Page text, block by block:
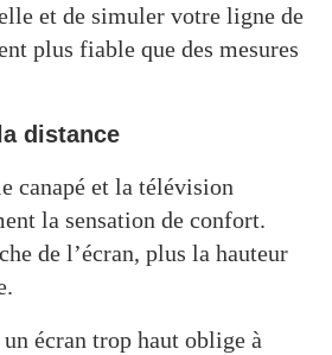
et de simuler votre ligne de
plus fiable que des mesures
distance
canapé et la télévision
la sensation de confort.
de l’écran, plus la hauteur
écran trop haut oblige à